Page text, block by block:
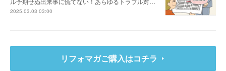
2025.03.03 03:00
リフォマガご購入はコチラ